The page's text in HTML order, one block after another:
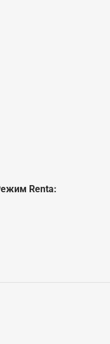
Renta: